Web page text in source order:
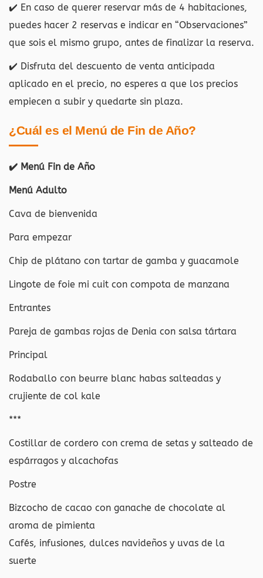
✔️ En caso de querer reservar más de 4 habitaciones,
puedes hacer 2 reservas e indicar en “Observaciones”
que sois el mismo grupo, antes de finalizar la reserva.
✔️ Disfruta del descuento de venta anticipada
aplicado en el precio, no esperes a que los precios
empiecen a subir y quedarte sin plaza.
¿Cuál es el Menú de Fin de Año?
✔️ Menú Fin de Año
Menú Adulto
Cava de bienvenida
Para empezar
Chip de plátano con tartar de gamba y guacamole
Lingote de foie mi cuit con compota de manzana
Entrantes
Pareja de gambas rojas de Denia con salsa tártara
Principal
Rodaballo con beurre blanc habas salteadas y
crujiente de col kale
***
Costillar de cordero con crema de setas y salteado de
espárragos y alcachofas
Postre
Bizcocho de cacao con ganache de chocolate al
aroma de pimienta
Cafés, infusiones, dulces navideños y uvas de la
suerte